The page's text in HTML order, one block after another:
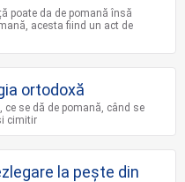
poate da de pomană însă
acesta fiind un act de
ortodoxă
se dă de pomană, când se
cimitir
la pește din